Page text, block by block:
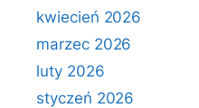
kwiecień 2026
marzec 2026
luty 2026
styczeń 2026